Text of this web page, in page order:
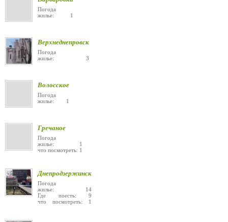
Погода
жилье: 1
Верхнеднепровск
Погода
жилье: 3
Волосское
Погода
жилье: 1
Гречаное
Погода
жилье: 1
что посмотреть: 1
Днепродзержинск
Погода
жилье: 14
Где поесть: 9
что посмотреть: 1